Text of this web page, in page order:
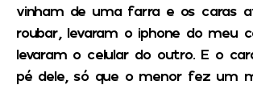
vinham de uma farra e os caras
roubar, levaram o iphone do meu
levaram o celular do outro. E o
pé dele, só que o menor fez um